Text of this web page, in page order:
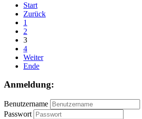
Start
Zurück
1
2
3
4
Weiter
Ende
Anmeldung:
Benutzername
Passwort